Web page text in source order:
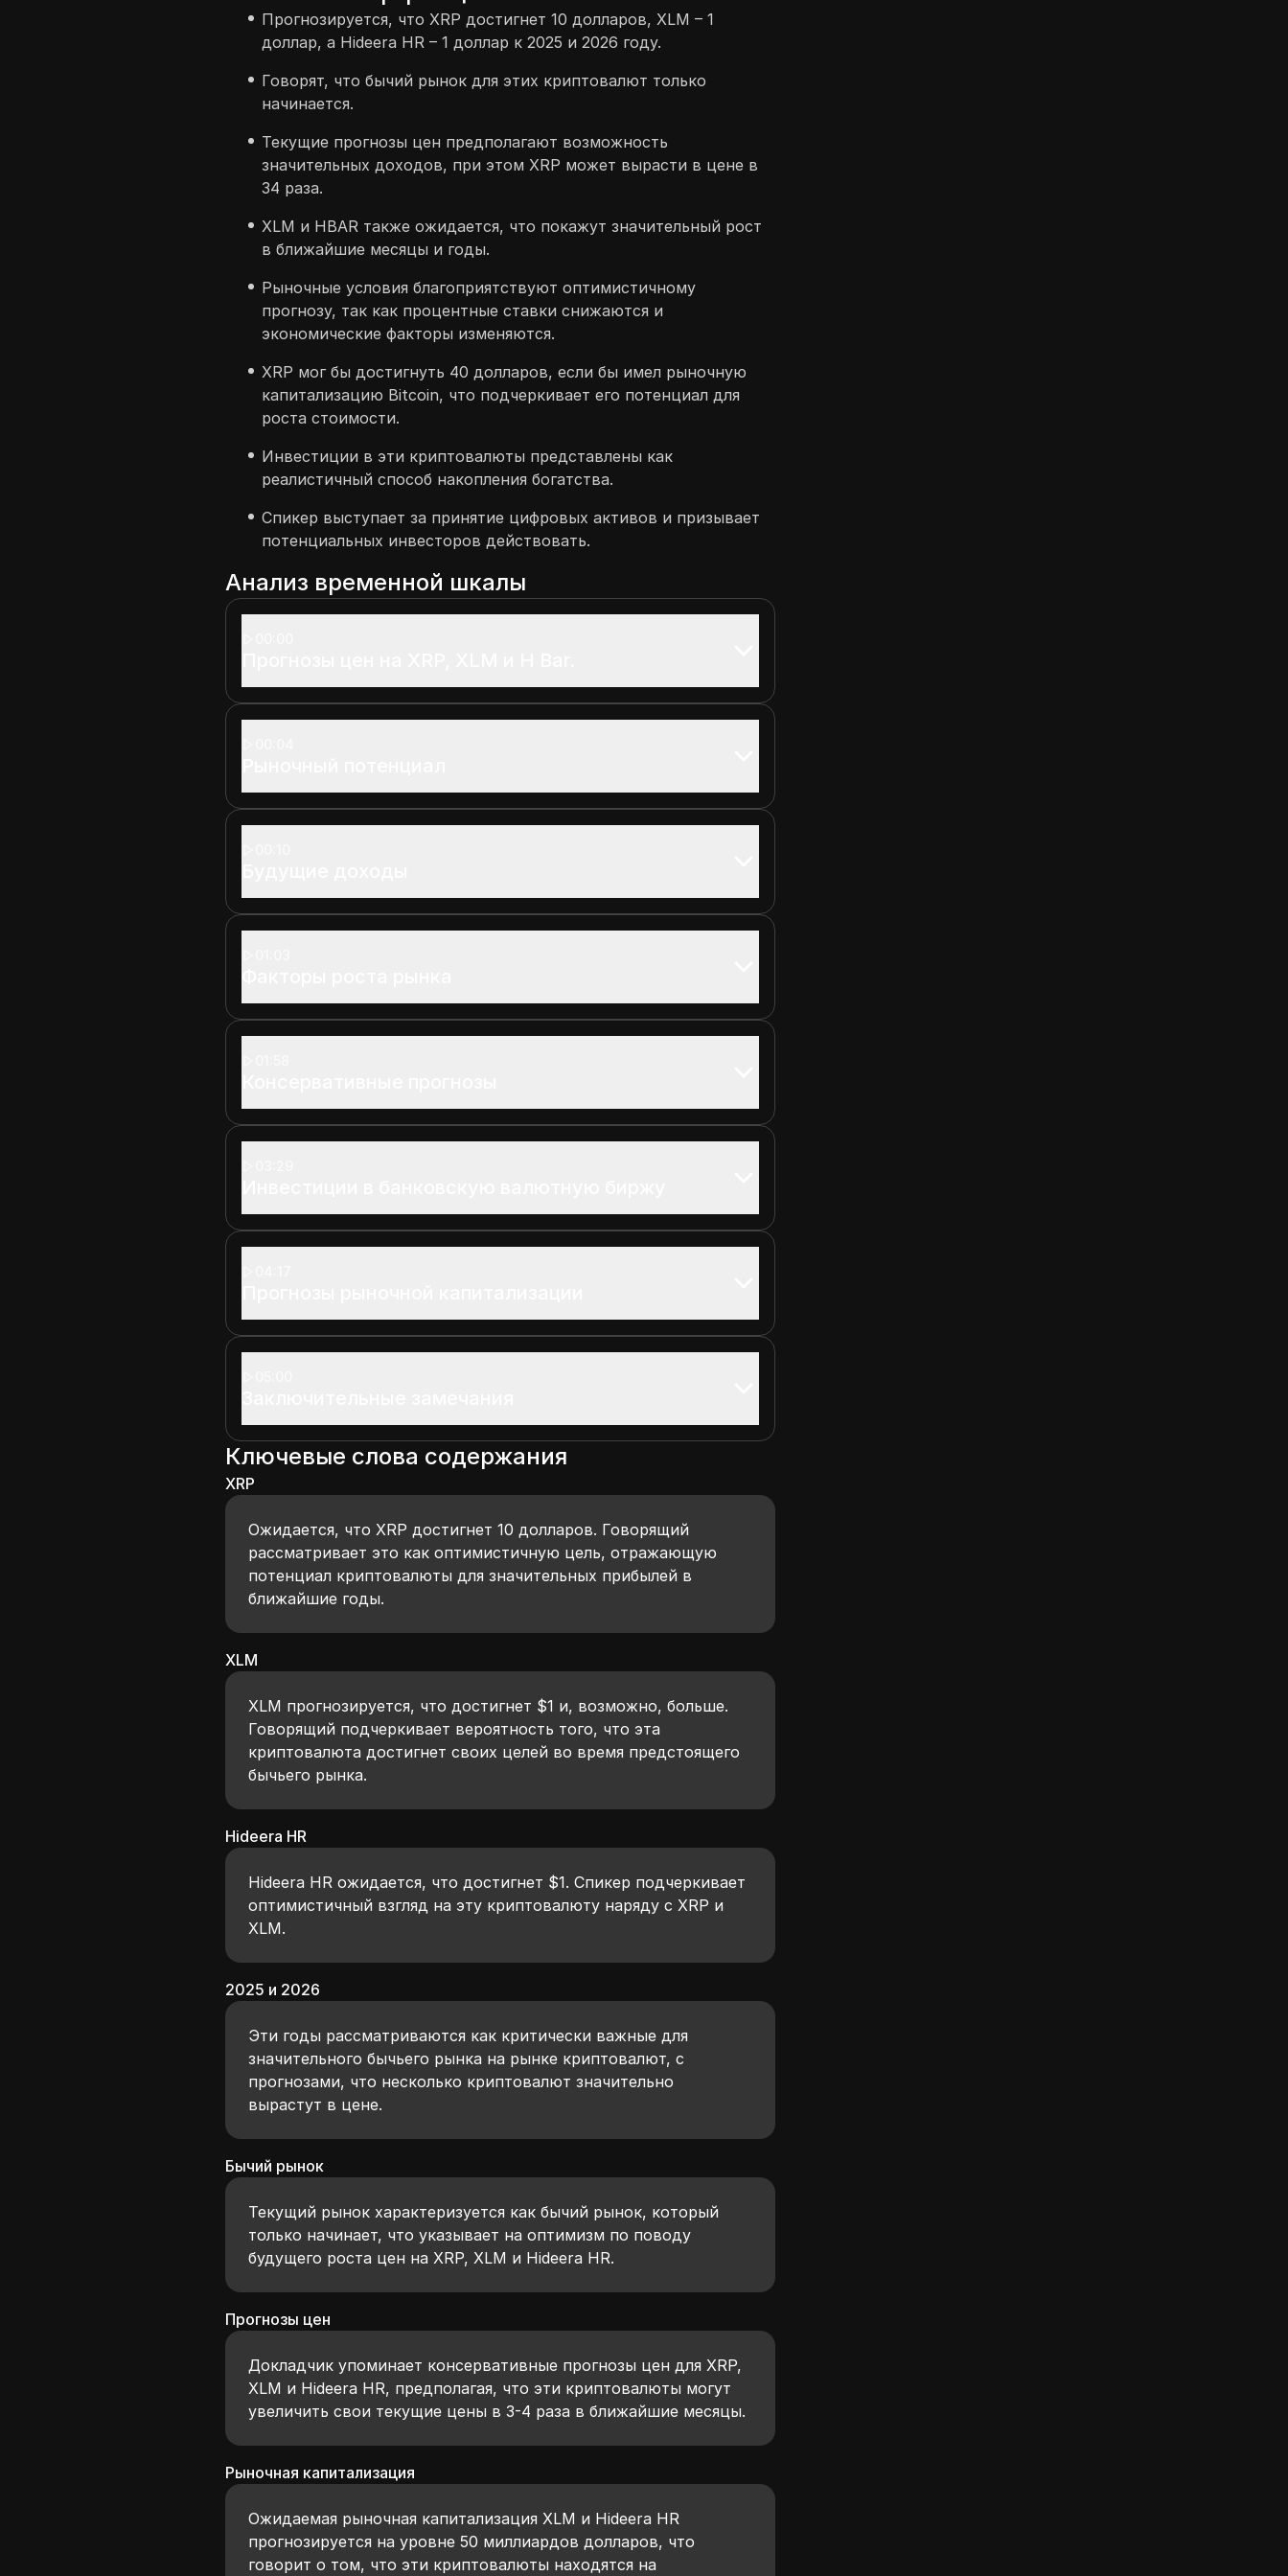
Прогнозируется, что XRP достигнет 10 долларов, XLM – 1
доллар, а Hideera HR – 1 доллар к 2025 и 2026 году.
Говорят, что бычий рынок для этих криптовалют только
начинается.
Текущие прогнозы цен предполагают возможность
значительных доходов, при этом XRP может вырасти в цене в
34 раза.
XLM и HBAR также ожидается, что покажут значительный рост
в ближайшие месяцы и годы.
Рыночные условия благоприятствуют оптимистичному
прогнозу, так как процентные ставки снижаются и
экономические факторы изменяются.
XRP мог бы достигнуть 40 долларов, если бы имел рыночную
капитализацию Bitcoin, что подчеркивает его потенциал для
роста стоимости.
Инвестиции в эти криптовалюты представлены как
реалистичный способ накопления богатства.
Спикер выступает за принятие цифровых активов и призывает
потенциальных инвесторов действовать.
Анализ временной шкалы
Ключевые слова содержания
XRP
Ожидается, что XRP достигнет 10 долларов. Говорящий
рассматривает это как оптимистичную цель, отражающую
потенциал криптовалюты для значительных прибылей в
ближайшие годы.
XLM
XLM прогнозируется, что достигнет $1 и, возможно, больше.
Говорящий подчеркивает вероятность того, что эта
криптовалюта достигнет своих целей во время предстоящего
бычьего рынка.
Hideera HR
Hideera HR ожидается, что достигнет $1. Спикер подчеркивает
оптимистичный взгляд на эту криптовалюту наряду с XRP и
XLM.
2025 и 2026
Эти годы рассматриваются как критически важные для
значительного бычьего рынка на рынке криптовалют, с
прогнозами, что несколько криптовалют значительно
вырастут в цене.
Бычий рынок
Текущий рынок характеризуется как бычий рынок, который
только начинает, что указывает на оптимизм по поводу
будущего роста цен на XRP, XLM и Hideera HR.
Прогнозы цен
Докладчик упоминает консервативные прогнозы цен для XRP,
XLM и Hideera HR, предполагая, что эти криптовалюты могут
увеличить свои текущие цены в 3-4 раза в ближайшие месяцы.
Рыночная капитализация
Ожидаемая рыночная капитализация XLM и Hideera HR
прогнозируется на уровне 50 миллиардов долларов, что
говорит о том, что эти криптовалюты находятся на